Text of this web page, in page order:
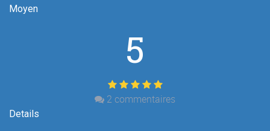
Moyen
5
2 commentaires
Details